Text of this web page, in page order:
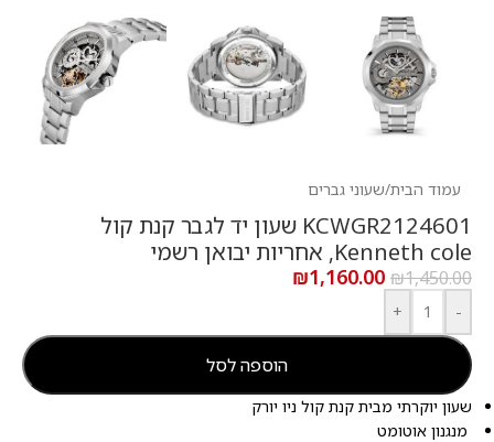
עמוד הבית/שעוני גברים
KCWGR2124601 שעון יד לגבר קנת קול
Kenneth cole, אחריות יבואן רשמי
₪1,450.00
₪1,160.00
-
+
הוספה לסל
שעון יוקרתי מבית קנת קול ניו יורק
מנגנון אוטומט